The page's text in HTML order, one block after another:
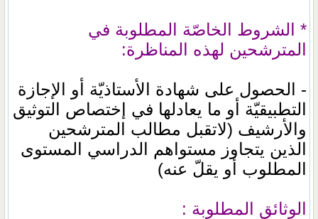
* الشروط الخاصّة المطلوبة في
المترشحين لهذه المناظرة:
- الحصول على شهادة الأستاذيّة أو الإجازة
التطبيقيّة أو ما يعادلها في إختصاص التوثيق
والأرشيف (لاتقبل مطالب المترشحين
الذين يتجاوز مستواهم الدراسي المستوى
المطلوب أو يقلّ عنه)
الوثائق المطلوبة :